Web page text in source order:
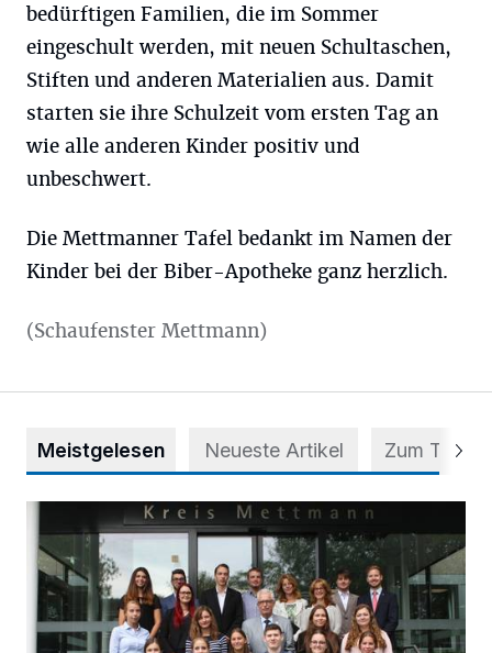
bedürftigen Familien, die im Sommer
eingeschult werden, mit neuen Schultaschen,
Stiften und anderen Materialien aus. Damit
starten sie ihre Schulzeit vom ersten Tag an
wie alle anderen Kinder positiv und
unbeschwert.
Die Mettmanner Tafel bedankt im Namen der
Kinder bei der Biber-Apotheke ganz herzlich.
(Schaufenster Mettmann)
Meistgelesen Neueste Artikel Zum Thema
56 Auszubildende in fünf Berufen